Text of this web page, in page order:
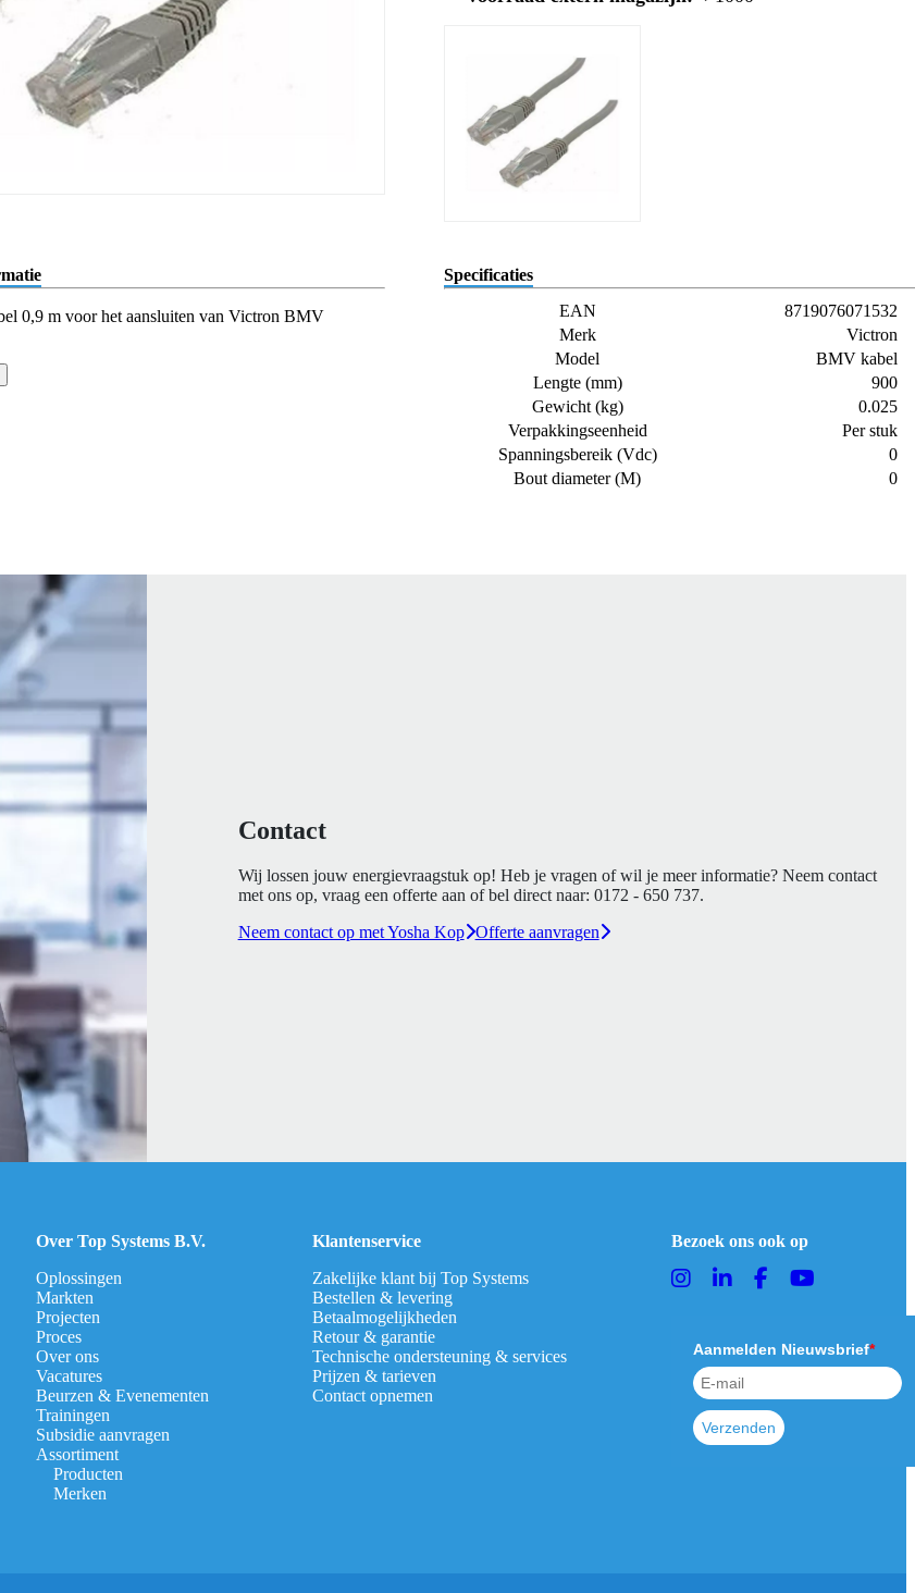
0,9 m voor het aansluiten van Victron BMV
Specificaties
EAN
8719076071532
Merk
Victron
Model
BMV kabel
Lengte (mm)
900
Gewicht (kg)
0.025
Verpakkingseenheid
Per stuk
Spanningsbereik (Vdc)
0
Bout diameter (M)
0
Contact
Wij lossen jouw energievraagstuk op! Heb je vragen of wil je meer informatie? Neem contact
met ons op, vraag een offerte aan of bel direct naar: 0172 - 650 737.
Neem contact op met Yosha Kop Offerte aanvragen
Over Top Systems B.V.
Oplossingen
Markten
Projecten
Proces
Over ons
Vacatures
Beurzen & Evenementen
Trainingen
Subsidie aanvragen
Assortiment
Producten
Merken
Klantenservice
Zakelijke klant bij Top Systems
Bestellen & levering
Betaalmogelijkheden
Retour & garantie
Technische ondersteuning & services
Prijzen & tarieven
Contact opnemen
Bezoek ons ook op
Aanmelden Nieuwsbrief*
Verzenden